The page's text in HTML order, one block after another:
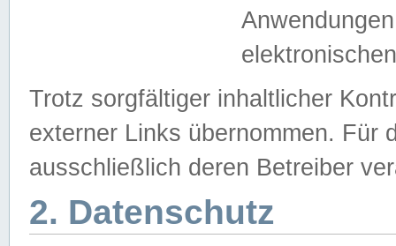
Trotz sorgfältiger inhaltlicher
externer Links übernommen. Für
ausschließlich deren Betreiber
2. Datenschutz